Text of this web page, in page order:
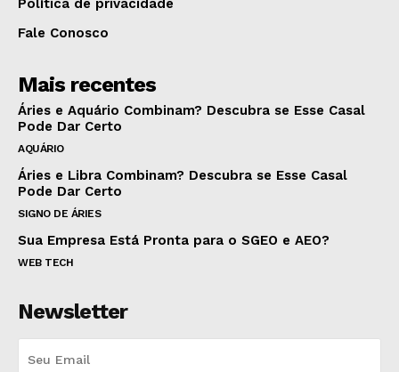
Política de privacidade
Fale Conosco
Mais recentes
Áries e Aquário Combinam? Descubra se Esse Casal
Pode Dar Certo
AQUÁRIO
Áries e Libra Combinam? Descubra se Esse Casal
Pode Dar Certo
SIGNO DE ÁRIES
Sua Empresa Está Pronta para o SGEO e AEO?
WEB TECH
Newsletter